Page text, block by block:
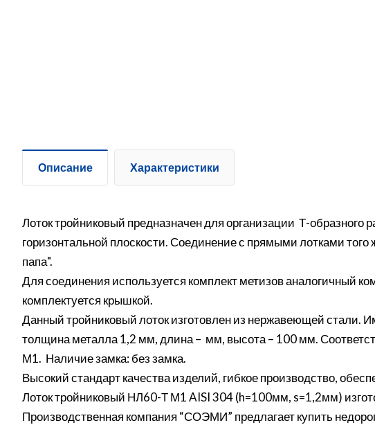
Описание Характеристики
Лоток тройниковый предназначен для организации Т-образного
горизонтальной плоскости. Соединение с прямыми лотками
папа".
Для соединения используется комплект метизов аналогичный
комплектуется крышкой.
Данный тройниковый лоток изготовлен из нержавеющей стали.
толщина металла 1,2 мм, длина – мм, высота – 100 мм.
М1. Наличие замка: без замка.
Высокий стандарт качества изделий, гибкое производство,
Лоток тройниковый НЛ60-Т М1 AISI 304 (h=100мм, s=1,2мм)
Производственная компания “СОЭМИ” предлагает купить